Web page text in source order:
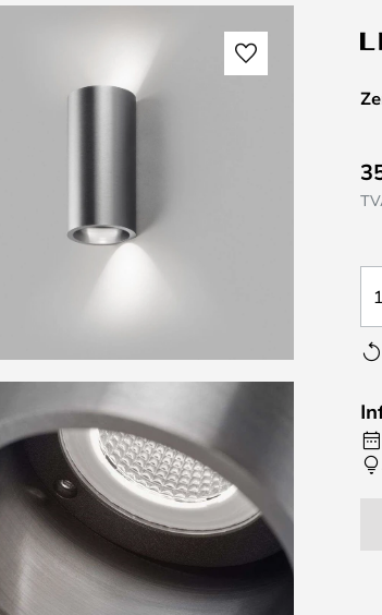
1